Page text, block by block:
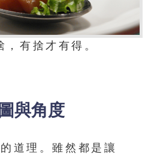
有捨才有得。
與角度
道理。雖然都是讓